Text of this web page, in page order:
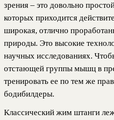
зрения – это довольно
которых приходится
широкая, отлично
природы. Это высокие
научных исследованиях.
отстающей группы мышц в
тренировать ее по тем же
бодибилдеры.
Классический жим штанги